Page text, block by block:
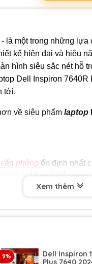
- là một trong những lựa
kế hiện đại và hiệu
hình siêu sắc nét hỗ
Dell Inspiron
tới.
về siêu phẩm laptop
phòng ổn định nhất
hình 16 inch sắc nét
còn đảm bảo trải
vi xử lý Intel core i7-
Xem thêm
9%
Dell Inspiron
Plus 7640